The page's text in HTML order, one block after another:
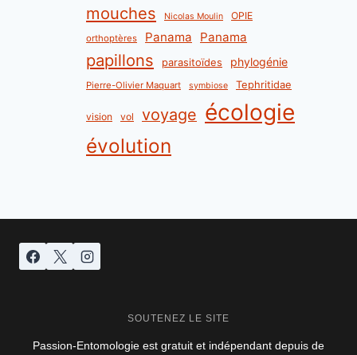
mouches Nicolas Moulin OPIE
orthoptères Panama Panama
papillons parasitoïdes phylogénie
Pierre-Olivier Maquart symbiose Tephritidae
vision vol voyage écologie
évolution
SOUTENEZ LE SITE
Passion-Entomologie est gratuit et indépendant depuis de